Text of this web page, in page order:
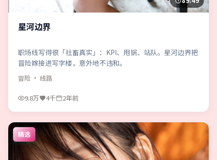
星河边界
职场线写得很「社畜真实」：KPI、甩锅、站队。星河边界把
冒险嫁接进写字楼，意外地不违和。
冒险 · 线路
9.8万 4千 2年前
精选